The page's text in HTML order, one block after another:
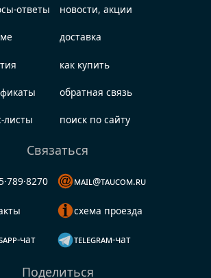
ответы
листы
новости, акции
доставка
как купить
обратная связь
поиск по сайту
Связаться
чат
mail@taucom.ru
схема проезда
telegram-чат
Поделиться